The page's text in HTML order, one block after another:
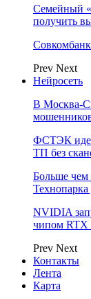
Семейный
получить
Prev Next
Нейросеть
В Москва-
ФСТЭК
ТП без
Больше чем
NVIDIA
чипом RTX
Prev Next
Контакты
Лента
Карта